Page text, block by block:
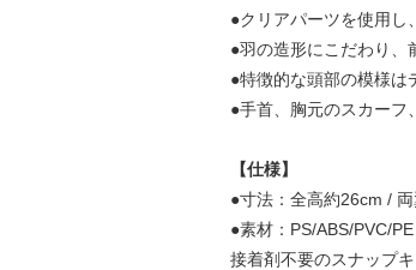
●クリアパーツを使用し
●羽の造形にこだわり、
●特徴的な頭部の模様は
●手首、胸元のスカーフ
【仕様】
●寸法：全高約26cm /
●素材：PS/ABS/PVC/PE
接着剤不要のスナップ